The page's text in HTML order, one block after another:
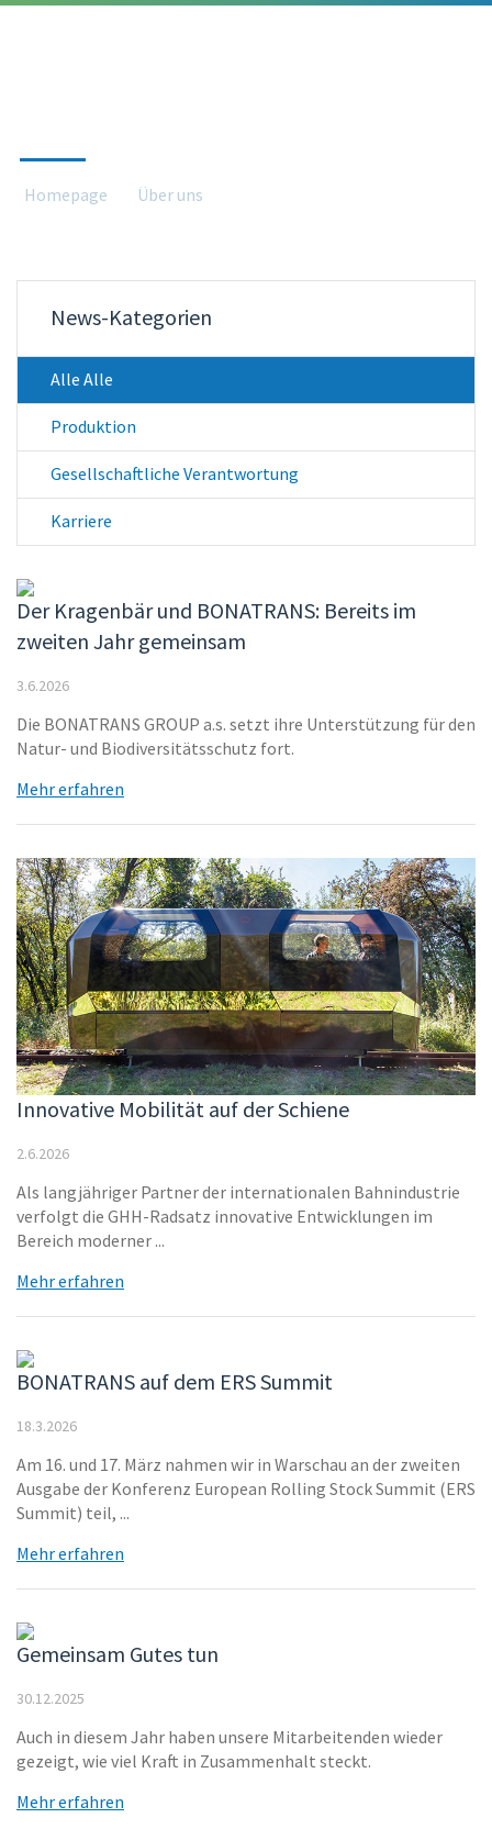
Homepage Über uns
News-Kategorien
Alle Alle
Produktion
Gesellschaftliche Verantwortung
Karriere
Der Kragenbär und BONATRANS: Bereits im
zweiten Jahr gemeinsam
3.6.2026
Die BONATRANS GROUP a.s. setzt ihre Unterstützung für den
Natur- und Biodiversitätsschutz fort.
Mehr erfahren
Innovative Mobilität auf der Schiene
2.6.2026
Als langjähriger Partner der internationalen Bahnindustrie
verfolgt die GHH-Radsatz innovative Entwicklungen im
Bereich moderner ...
Mehr erfahren
BONATRANS auf dem ERS Summit
18.3.2026
Am 16. und 17. März nahmen wir in Warschau an der zweiten
Ausgabe der Konferenz European Rolling Stock Summit (ERS
Summit) teil, ...
Mehr erfahren
Gemeinsam Gutes tun
30.12.2025
Auch in diesem Jahr haben unsere Mitarbeitenden wieder
gezeigt, wie viel Kraft in Zusammenhalt steckt.
Mehr erfahren